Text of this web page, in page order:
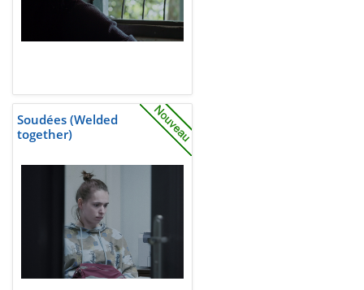
Soudées (Welded
together)